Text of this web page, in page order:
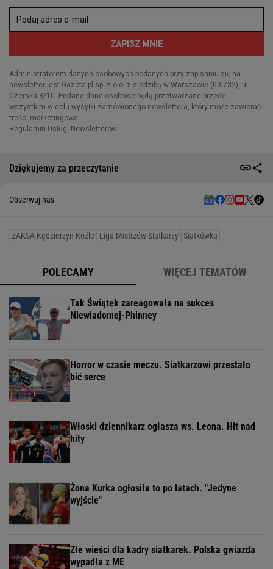
Dziękujemy za przeczytanie
Obserwuj nas
ZAKSA Kędzierzyn-Koźle Liga Mistrzów Siatkarzy Siatkówka
POLECAMY WIĘCEJ TEMATÓW
Tak Świątek zareagowała na sukces
Niewiadomej-Phinney
Horror w czasie meczu. Siatkarzowi przestało
bić serce
Włoski dziennikarz ogłasza ws. Leona. Hit nad
hity
Żona Kurka ogłosiła to po latach. "Jedyne
wyjście"
Złe wieści dla kadry siatkarek. Polska gwiazda
wypadła z ME